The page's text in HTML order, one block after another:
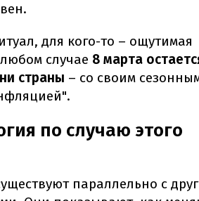
для кого-то – ощутимая
случае 8 марта
страны – со своим
по случаю этого
параллельно с